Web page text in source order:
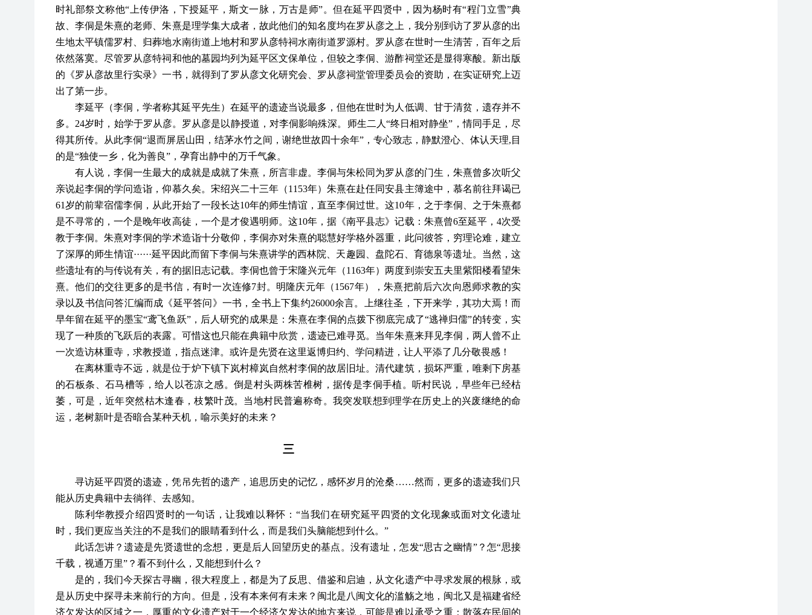
时礼部祭文称他“上传伊洛，下授延平，斯文一脉，万古是师”。但在延平四贤中，因为杨时有“程门立雪”典
故、李侗是朱熹的老师、朱熹是理学集大成者，故此他们的知名度均在罗从彦之上，我分别到访了罗从彦的出
生地太平镇儒罗村、归葬地水南街道上地村和罗从彦特祠水南街道罗源村。罗从彦在世时一生清苦，百年之后
依然落寞。尽管罗从彦特祠和他的墓园均列为延平区文保单位，但较之李侗、游酢祠堂还是显得寒酸。新出版
的《罗从彦故里行实录》一书，就得到了罗从彦文化研究会、罗从彦祠堂管理委员会的资助，在实证研究上迈
出了第一步。
李延平（李侗，学者称其延平先生）在延平的遗迹当说最多，但他在世时为人低调、甘于清贫，遗存并不
多。 24岁时，始学于罗从彦。罗从彦是以静授道，对李侗影响殊深。师生二人“终日相对静坐”，情同手足，尽
得其所传。从此李侗“退而屏居山田，结茅水竹之间，谢绝世故四十余年”，专心致志，静默澄心、体认天理,目
的是“独使一乡，化为善良”，孕育出静中的万千气象。
有人说，李侗一生最大的成就是成就了朱熹，所言非虚。李侗与朱松同为罗从彦的门生，朱熹曾多次听父
亲说起李侗的学问造诣，仰慕久矣。宋绍兴二十三年（1153年）朱熹在赴任同安县主簿途中，慕名前往拜谒已
61岁的前辈宿儒李侗，从此开始了一段长达10年的师生情谊，直至李侗过世。这10年，之于李侗、之于朱熹都
是不寻常的，一个是晚年收高徒，一个是才俊遇明师。这10年，据《南平县志》记载：朱熹曾6至延平，4次受
教于李侗。朱熹对李侗的学术造诣十分敬仰，李侗亦对朱熹的聪慧好学格外器重，此问彼答，穷理论难，建立
了深厚的师生情谊······延平因此而留下李侗与朱熹讲学的西林院、天趣园、盘陀石、育德泉等遗址。当然，这
些遗址有的与传说有关，有的据旧志记载。李侗也曾于宋隆兴元年（1163年）两度到崇安五夫里紫阳楼看望朱
熹。他们的交往更多的是书信，有时一次连修7封。明隆庆元年（1567年），朱熹把前后六次向恩师求教的实
录以及书信问答汇编而成《延平答问》一书，全书上下集约26000余言。上继往圣，下开来学，其功大焉！而
早年留在延平的墨宝“鸢飞鱼跃”，后人研究的成果是：朱熹在李侗的点拨下彻底完成了“逃禅归儒”的转变，实
现了一种质的飞跃后的表露。可惜这也只能在典籍中欣赏，遗迹已难寻觅。当年朱熹来拜见李侗，两人曾不止
一次造访林重寺，求教授道，指点迷津。或许是先贤在这里返博归约、学问精进，让人平添了几分敬畏感！
在离林重寺不远，就是位于炉下镇下岚村樟岚自然村李侗的故居旧址。清代建筑，损坏严重，唯剩下房基
的石板条、石马槽等，给人以苍凉之感。倒是村头两株苦椎树，据传是李侗手植。听村民说，早些年已经枯
萎，可是，近年突然枯木逢春，枝繁叶茂。当地村民普遍称奇。我突发联想到理学在历史上的兴废继绝的命
运，老树新叶是否暗合某种天机，喻示美好的未来？
三
寻访延平四贤的遗迹，凭吊先哲的遗产，追思历史的记忆，感怀岁月的沧桑……然而，更多的遗迹我们只
能从历史典籍中去徜徉、去感知。
陈利华教授介绍四贤时的一句话，让我难以释怀： “当我们在研究延平四贤的文化现象或面对文化遗址
时，我们更应当关注的不是我们的眼睛看到什么，而是我们头脑能想到什么。”
此话怎讲？遗迹是先贤遗世的念想，更是后人回望历史的基点。没有遗址，怎发“思古之幽情”？怎“思接
千载，视通万里”？看不到什么，又能想到什么？
是的，我们今天探古寻幽，很大程度上，都是为了反思、借鉴和启迪，从文化遗产中寻求发展的根脉，或
是从历史中探寻未来前行的方向。但是，没有本来何有未来？闽北是八闽文化的滥觞之地，闽北又是福建省经
济欠发达的区域之一，厚重的文化遗产对于一个经济欠发达的地方来说，可能是难以承受之重；散落在民间的